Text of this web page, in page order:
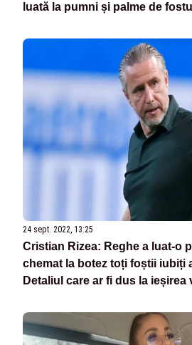
luată la pumni și palme de
24 sept. 2022, 13:25
Cristian Rizea: Reghe a luat-o
chemat la botez toți foștii iubiți
Detaliul care ar fi dus la ieșirea